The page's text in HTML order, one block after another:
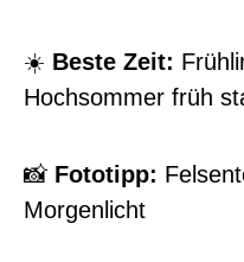
☀️ Beste Zeit:
Hochsommer früh
📸 Fototipp:
Morgenlicht